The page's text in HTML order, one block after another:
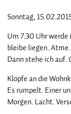
Sonntag,
Um 7.30 Uhr
bleibe liegen.
Dann stehe ich auf.
Klopfe an die
Es rumpelt. Einer
Morgen. Lacht.